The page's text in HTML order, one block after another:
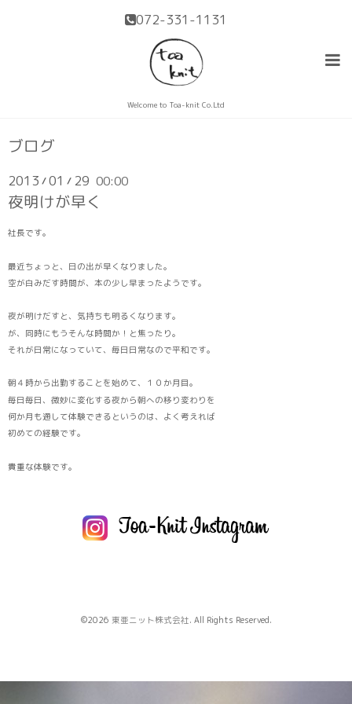
072-331-1131
Welcome to Toa-knit Co.Ltd
ブログ
2013 /01 / 29 00:00
夜明けが早く
社長です。
最近ちょっと、日の出が早くなりました。
空が白みだす時間が、本の少し早まったようです。
夜が明けだすと、気持ちも明るくなります。
が、同時にもうそんな時間か！と焦ったり。
それが日常になっていて、毎日日常なので平和です。
朝４時から出勤することを始めて、１０か月目。
毎日毎日、微妙に変化する夜から朝への移り変わりを
何か月も通して体験できるというのは、よく考えれば
初めての経験です。
貴重な体験です。
©2026 東亜ニット株式会社. All Rights Reserved.